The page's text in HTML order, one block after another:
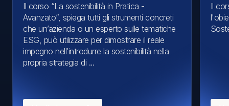
Il corso “La sostenibilità in Pratica -
Avanzato”, spiega tutti gli strumenti concreti
che un’azienda o un esperto sulle tematiche
ESG, può utilizzare per dimostrare il reale
impegno nell’introdurre la sostenibilità nella
propria strategia di ...
Il